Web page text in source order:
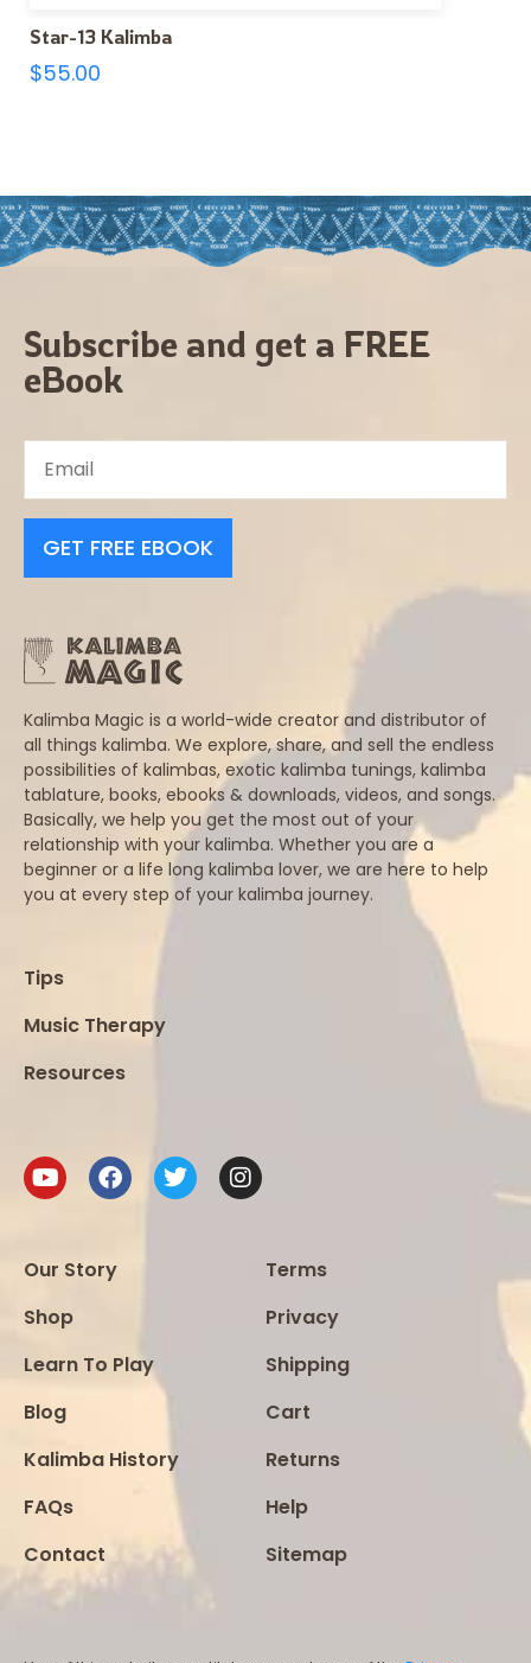
Star-13 Kalimba
$55.00
Subscribe and get a FREE
eBook
GET FREE EBOOK
Kalimba Magic is a world-wide creator and distributor of
all things kalimba. We explore, share, and sell the endless
possibilities of kalimbas, exotic kalimba tunings, kalimba
tablature, books, ebooks & downloads, videos, and songs.
Basically, we help you get the most out of your
relationship with your kalimba. Whether you are a
beginner or a life long kalimba lover, we are here to help
you at every step of your kalimba journey.
Tips
Music Therapy
Resources
Our Story
Shop
Learn To Play
Blog
Kalimba History
FAQs
Contact
Terms
Privacy
Shipping
Cart
Returns
Help
Sitemap